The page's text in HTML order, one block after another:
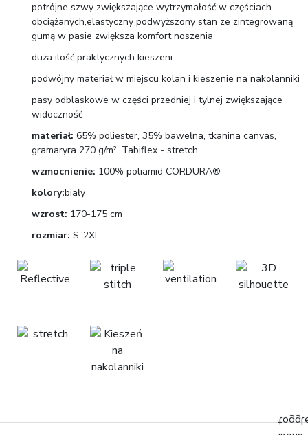
potrójne szwy zwiększające wytrzymałość w częściach
obciążanych,elastyczny podwyższony stan ze zintegrowaną
gumą w pasie zwiększa komfort noszenia
duża ilość praktycznych kieszeni
podwójny materiał w miejscu kolan i kieszenie na nakolanniki
pasy odblaskowe w części przedniej i tylnej zwiększające
widoczność
materiał: 65% poliester, 35% bawełna, tkanina canvas,
gramaryra 270 g/m², Tabiflex - stretch
wzmocnienie: 100% poliamid CORDURA®
kolory:biały
wzrost: 170-175 cm
rozmiar: S-2XL